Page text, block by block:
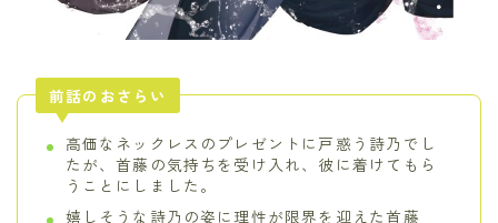
前話のおさらい
高価なネックレスのプレゼントに戸惑う詩乃でし
たが、首藤の気持ちを受け入れ、彼に着けてもら
うことにしました。
嬉しそうな詩乃の姿に理性が限界を迎えた首藤